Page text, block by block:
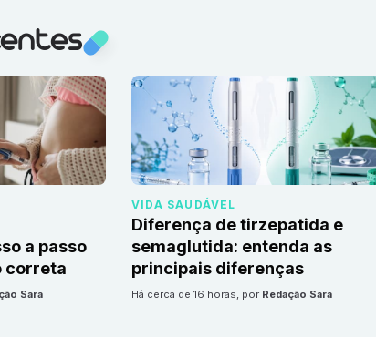
a passo
correta
Sara
VIDA SAUDÁVEL
Diferença de tirzepatida e
semaglutida: entenda as
principais diferenças
há cerca de 16 horas, por Redação Sara